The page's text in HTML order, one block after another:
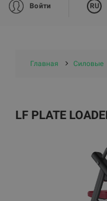
Войти RU
Главная Силовые
LF PLATE